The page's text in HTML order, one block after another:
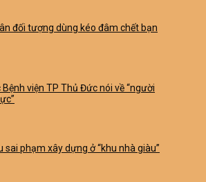
đối tượng dùng kéo đâm chết bạn
viện TP Thủ Đức nói về “người
sai phạm xây dựng ở “khu nhà giàu”